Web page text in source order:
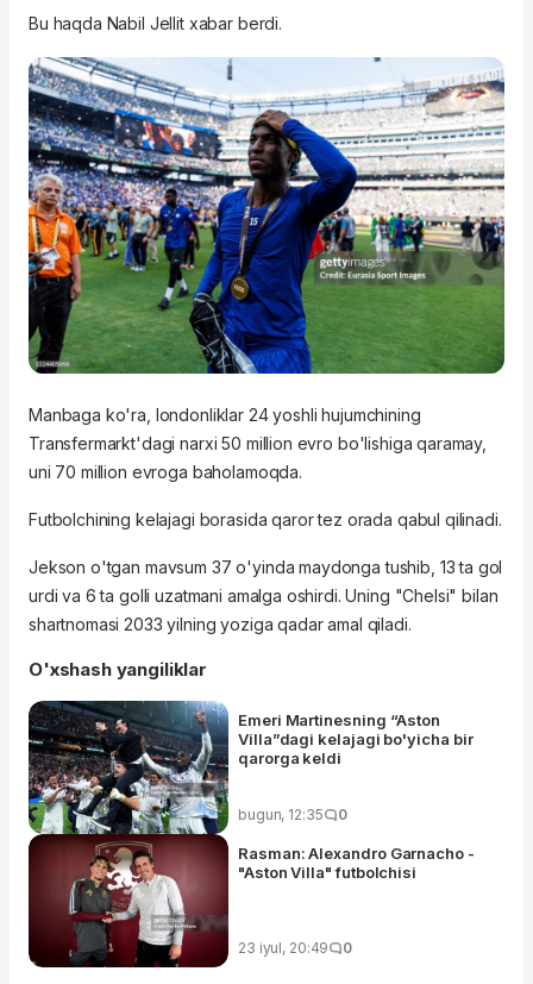
Bu haqda Nabil Jellit xabar berdi.
Manbaga ko'ra, londonliklar 24 yoshli hujumchining
Transfermarkt'dagi narxi 50 million evro bo'lishiga qaramay,
uni 70 million evroga baholamoqda.
Futbolchining kelajagi borasida qaror tez orada qabul qilinadi.
Jekson o'tgan mavsum 37 o'yinda maydonga tushib, 13 ta gol
urdi va 6 ta golli uzatmani amalga oshirdi. Uning "Chelsi" bilan
shartnomasi 2033 yilning yoziga qadar amal qiladi.
O'xshash yangiliklar
Emeri Martinesning “Aston
Villa”dagi kelajagi bo'yicha bir
qarorga keldi
bugun, 12:35 0
Rasman: Alexandro Garnacho -
"Aston Villa" futbolchisi
23 iyul, 20:49 0